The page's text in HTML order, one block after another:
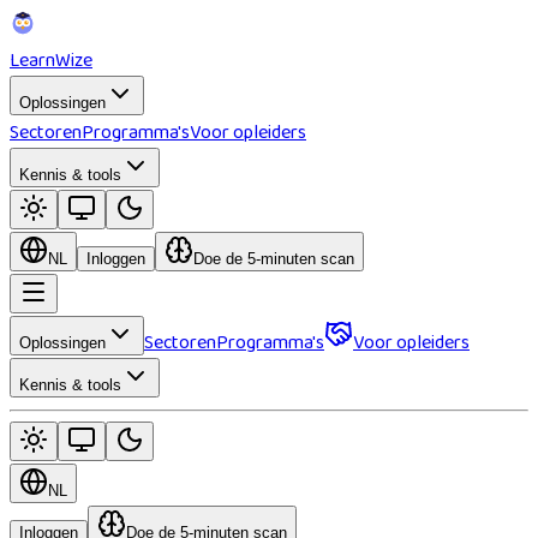
LearnWize
Oplossingen
SectorenProgramma'sVoor opleiders
Kennis & tools
NL Inloggen Doe de 5-minuten scan
Oplossingen SectorenProgramma's Voor opleiders
Kennis & tools
NL
Inloggen Doe de 5-minuten scan